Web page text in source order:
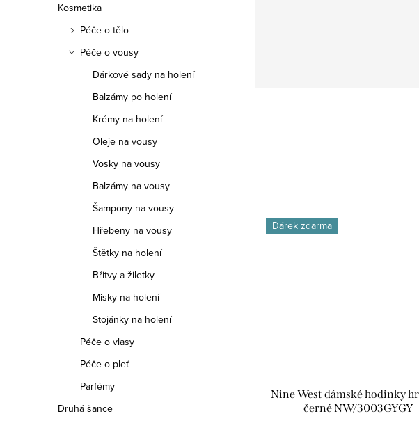
Kosmetika
Péče o tělo
Péče o vousy
Dárkové sady na holení
Balzámy po holení
Krémy na holení
Oleje na vousy
Vosky na vousy
Balzámy na vousy
Šampony na vousy
Hřebeny na vousy
Štětky na holení
Břitvy a žiletky
Misky na holení
Stojánky na holení
Péče o vlasy
Péče o pleť
Parfémy
Druhá šance
Dárek zdarma
Nine West dámské hodinky
černé NW/3003GYGY